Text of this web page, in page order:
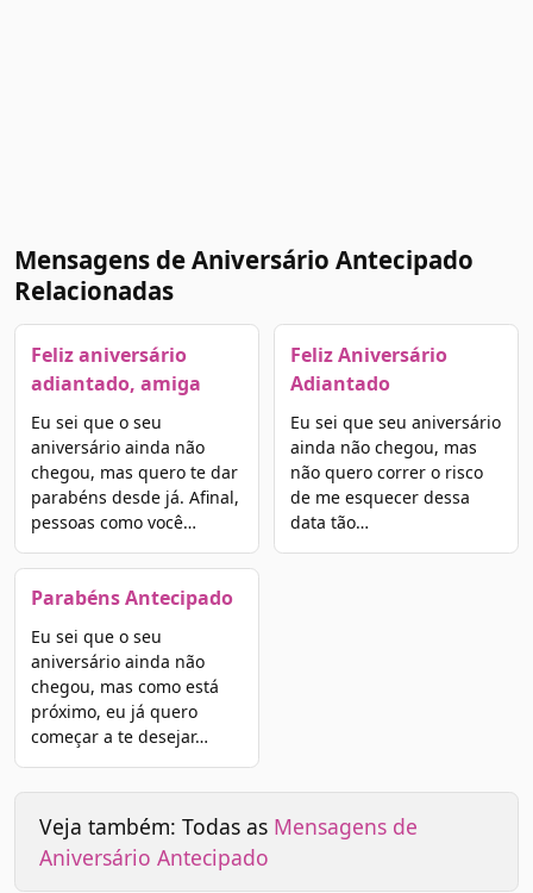
Mensagens de Aniversário Antecipado
Relacionadas
Feliz aniversário
adiantado, amiga
Eu sei que o seu
aniversário ainda não
chegou, mas quero te dar
parabéns desde já. Afinal,
pessoas como você…
Parabéns Antecipado
Eu sei que o seu
aniversário ainda não
chegou, mas como está
próximo, eu já quero
começar a te desejar…
Feliz Aniversário
Adiantado
Eu sei que seu aniversário
ainda não chegou, mas
não quero correr o risco
de me esquecer dessa
data tão…
Veja também: Todas as Mensagens de
Aniversário Antecipado